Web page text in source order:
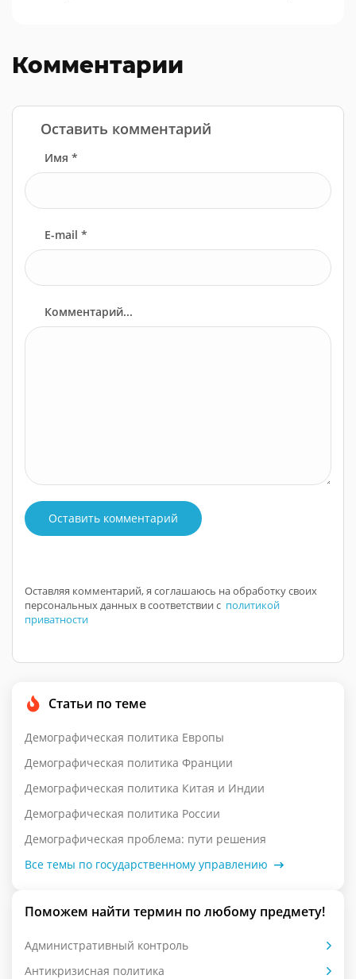
Комментарии
Оставить комментарий
Имя *
E-mail *
Комментарий...
Оставить комментарий
Оставляя комментарий, я соглашаюсь на обработку своих
персональных данных в соответствии с политикой
приватности
Статьи по теме
Демографическая политика Европы
Демографическая политика Франции
Демографическая политика Китая и Индии
Демографическая политика России
Демографическая проблема: пути решения
Все темы по государственному управлению
Поможем найти термин по любому предмету!
Административный контроль
Антикризисная политика